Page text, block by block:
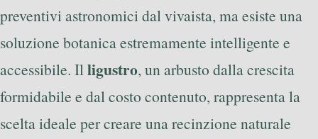
preventivi astronomici dal vivaista, ma esiste una
soluzione botanica estremamente intelligente e
accessibile. Illigustro, un arbusto dalla crescita
formidabile e dal costo contenuto, rappresenta la
scelta ideale per creare una recinzione naturale